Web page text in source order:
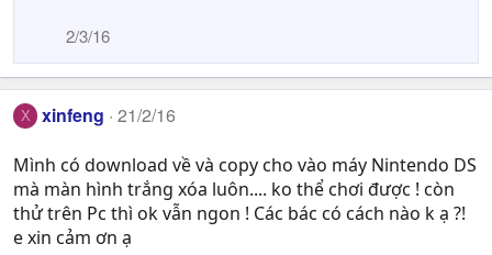
2/3/16
X xinfeng 21/2/16
Mình có download về và copy cho vào máy Nintendo DS
mà màn hình trắng xóa luôn.... ko thể chơi được ! còn
thử trên Pc thì ok vẫn ngon ! Các bác có cách nào k ạ ?!
e xin cảm ơn ạ